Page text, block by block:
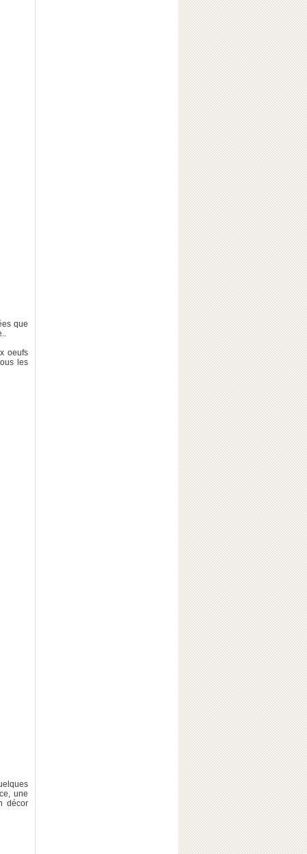
que
oeufs
les
une
décor